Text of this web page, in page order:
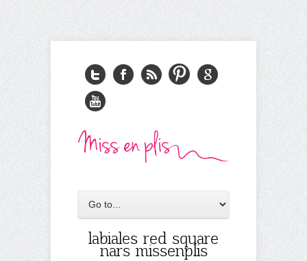
labiales red square
nars missenplis